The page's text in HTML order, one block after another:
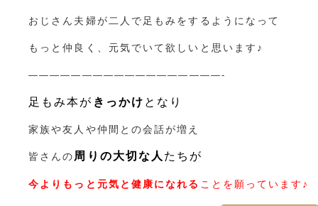
おじさん夫婦が二人で足もみをするようになって
もっと仲良く、元気でいて欲しいと思います♪
——————————————————-
足もみ本が きっかけ となり
家族や友人や仲間との会話が増え
皆さんの 周りの大切な人 たちが
今よりもっと元気と健康になれる ことを願っています♪